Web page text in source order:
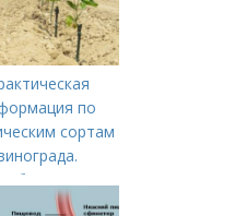
по
сортам
сортов